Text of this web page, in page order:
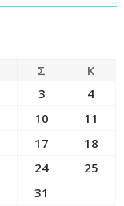
Σ
Κ
3
4
10
11
17
18
24
25
31